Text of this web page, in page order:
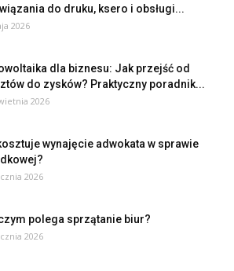
do druku, ksero i obsługi...
2026
dla biznesu: Jak przejść od
do zysków? Praktyczny poradnik...
2026
kosztuje wynajęcie adwokata w sprawie
2026
polega sprzątanie biur?
2026